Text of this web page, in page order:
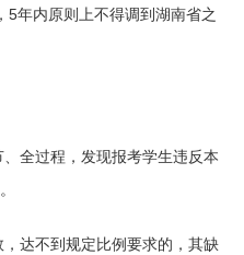
5年内原则上不得调到湖南省之
全过程，发现报考学生违反本
达不到规定比例要求的，其缺